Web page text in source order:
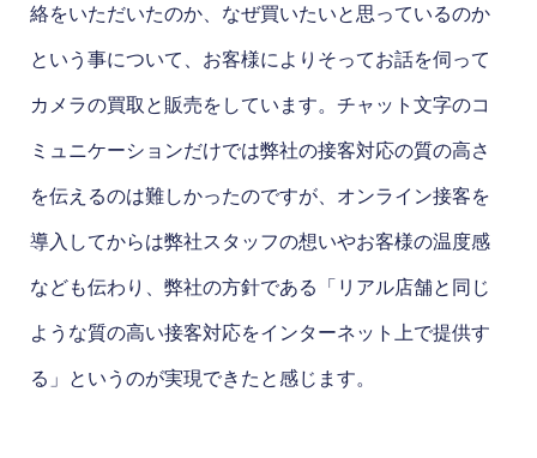
絡をいただいたのか、なぜ買いたいと思っているのか
という事について、お客様によりそってお話を伺って
カメラの買取と販売をしています。チャット文字のコ
ミュニケーションだけでは弊社の接客対応の質の高さ
を伝えるのは難しかったのですが、オンライン接客を
導入してからは弊社スタッフの想いやお客様の温度感
なども伝わり、弊社の方針である「リアル店舗と同じ
ような質の高い接客対応をインターネット上で提供す
る」というのが実現できたと感じます。